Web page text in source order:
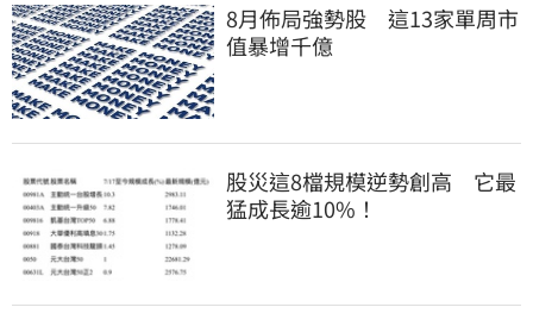
8月佈局強勢股 這13家單周市
值暴增千億
股災這8檔規模逆勢創高 它最
猛成長逾10%！